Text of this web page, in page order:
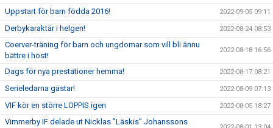
Uppstart för barn födda 2016! 2022-09-05 09:11
Derbykaraktär i helgen! 2022-08-24 08:53
Coerver-träning för barn och ungdomar som vill bli ännu
bättre i höst!
2022-08-18 16:56
Dags för nya prestationer hemma! 2022-08-17 08:21
Serieledarna gästar! 2022-08-09 07:13
VIF kör en större LOPPIS igen 2022-08-05 18:27
Vimmerby IF delade ut Nicklas ”Läskis” Johanssons